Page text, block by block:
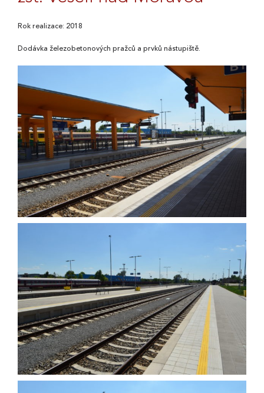
Rok realizace: 2018
Dodávka železobetonových pražců a prvků nástupiště.